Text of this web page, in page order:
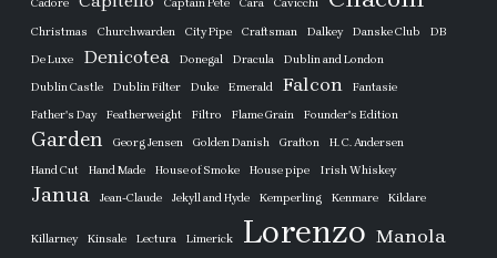
Cadore Captain Pete Cara Cavicchi
Christmas Churchwarden City Pipe Craftsman Dalkey Danske Club
DB
De Luxe
Denicotea Donegal Dracula
Dublin and London
Dublin Castle
Dublin Filter Duke Emerald Falcon
Fantasie
Father's Day
Featherweight Filtro Flame Grain Founder's Edition
Garden Georg Jensen Golden Danish Grafton
H. C. Andersen
Hand Cut
Hand Made House of Smoke House pipe Irish Whiskey
Janua Jean-Claude Jekyll and Hyde Kemperling Kenmare Kildare
Killarney Kinsale Lectura Limerick Lorenzo Manola